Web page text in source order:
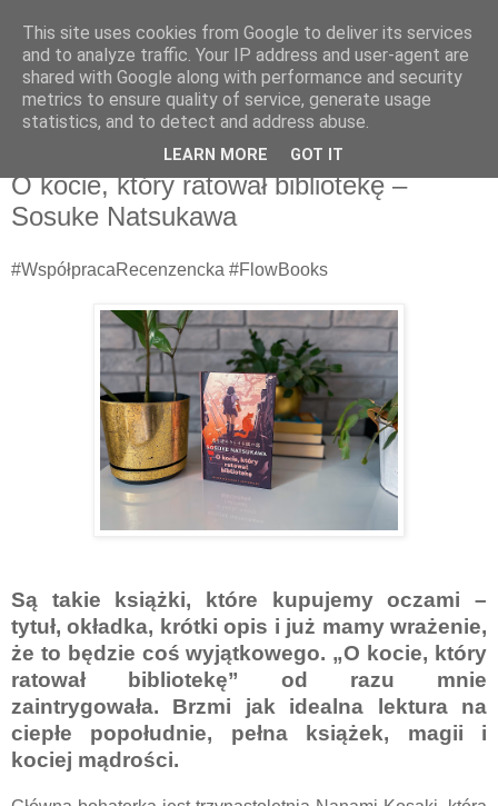
Recenzje na widelcu
Portal kulturalny - książki, recenzje, inspiracje, konkursy.
wtorek, 17 czerwca 2025
O kocie, który ratował bibliotekę –
Sosuke Natsukawa
#WspółpracaRecenzencka #FlowBooks
Są takie książki, które kupujemy oczami –
tytuł, okładka, krótki opis i już mamy wrażenie,
że to będzie coś wyjątkowego. „O kocie, który
ratował bibliotekę” od razu mnie
zaintrygowała. Brzmi jak idealna lektura na
ciepłe popołudnie, pełna książek, magii i
kociej mądrości.
This site uses cookies from Google to deliver its services
and to analyze traffic. Your IP address and user-agent are
shared with Google along with performance and security
metrics to ensure quality of service, generate usage
statistics, and to detect and address abuse.
LEARN MORE GOT IT